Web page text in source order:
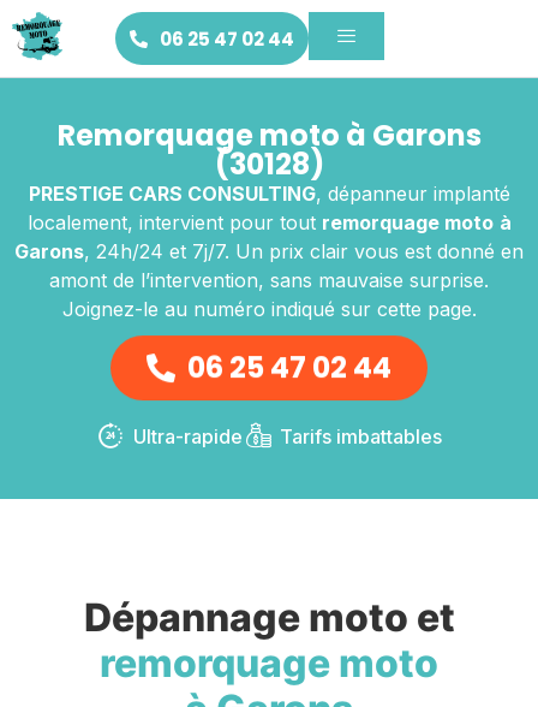
06 25 47 02 44
Remorquage moto à Garons
(30128)
PRESTIGE CARS CONSULTING, dépanneur implanté
localement, intervient pour tout remorquage moto à
Garons, 24h/24 et 7j/7. Un prix clair vous est donné en
amont de l’intervention, sans mauvaise surprise.
Joignez-le au numéro indiqué sur cette page.
06 25 47 02 44
Ultra-rapide Tarifs imbattables
Dépannage moto et
remorquage moto